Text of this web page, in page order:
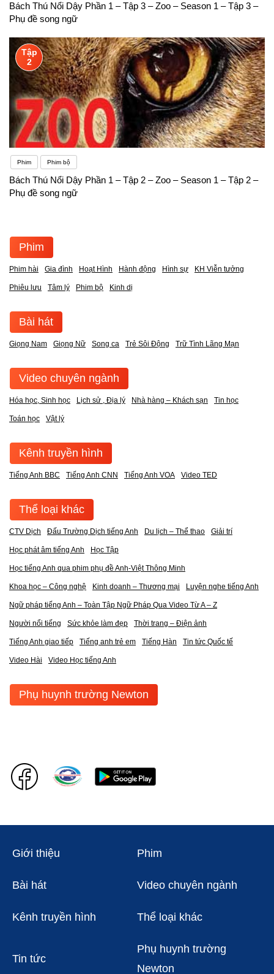
Bách Thú Nổi Dậy Phần 1 – Tập 3 – Zoo – Season 1 – Tập 3 –
Phụ đề song ngữ
Tập
2
Phim Phim bộ
Bách Thú Nổi Dậy Phần 1 – Tập 2 – Zoo – Season 1 – Tập 2 –
Phụ đề song ngữ
Phim
Phim hài Gia đình Hoạt Hình Hành động Hình sự KH Viễn tưởng
Phiêu lưu Tâm lý Phim bộ Kinh dị
Bài hát
Giọng Nam Giọng Nữ Song ca Trẻ Sôi Động Trữ Tình Lãng Mạn
Video chuyên ngành
Hóa học, Sinh học Lịch sử , Địa lý Nhà hàng – Khách sạn Tin học
Toán học Vật lý
Kênh truyền hình
Tiếng Anh BBC Tiếng Anh CNN Tiếng Anh VOA Video TED
Thể loại khác
CTV Dịch Đấu Trường Dịch tiếng Anh Du lịch – Thể thao Giải trí
Học phát âm tiếng Anh Học Tập
Học tiếng Anh qua phim phụ đề Anh-Việt Thông Minh
Khoa học – Công nghệ Kinh doanh – Thương mại Luyện nghe tiếng Anh
Ngữ pháp tiếng Anh – Toàn Tập Ngữ Pháp Qua Video Từ A – Z
Người nổi tiếng Sức khỏe làm đẹp Thời trang – Điện ảnh
Tiếng Anh giao tiếp Tiếng anh trẻ em Tiếng Hàn Tin tức Quốc tế
Video Hài Video Học tiếng Anh
Phụ huynh trường Newton
Giới thiệu Phim
Bài hát Video chuyên ngành
Kênh truyền hình Thể loại khác
Tin tức
Phụ huynh trường
Newton